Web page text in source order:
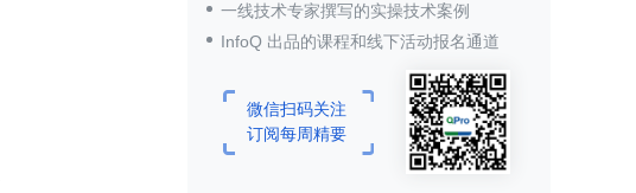
一线技术专家撰写的实操技术案例
InfoQ 出品的课程和线下活动报名通道
微信扫码关注
订阅每周精要